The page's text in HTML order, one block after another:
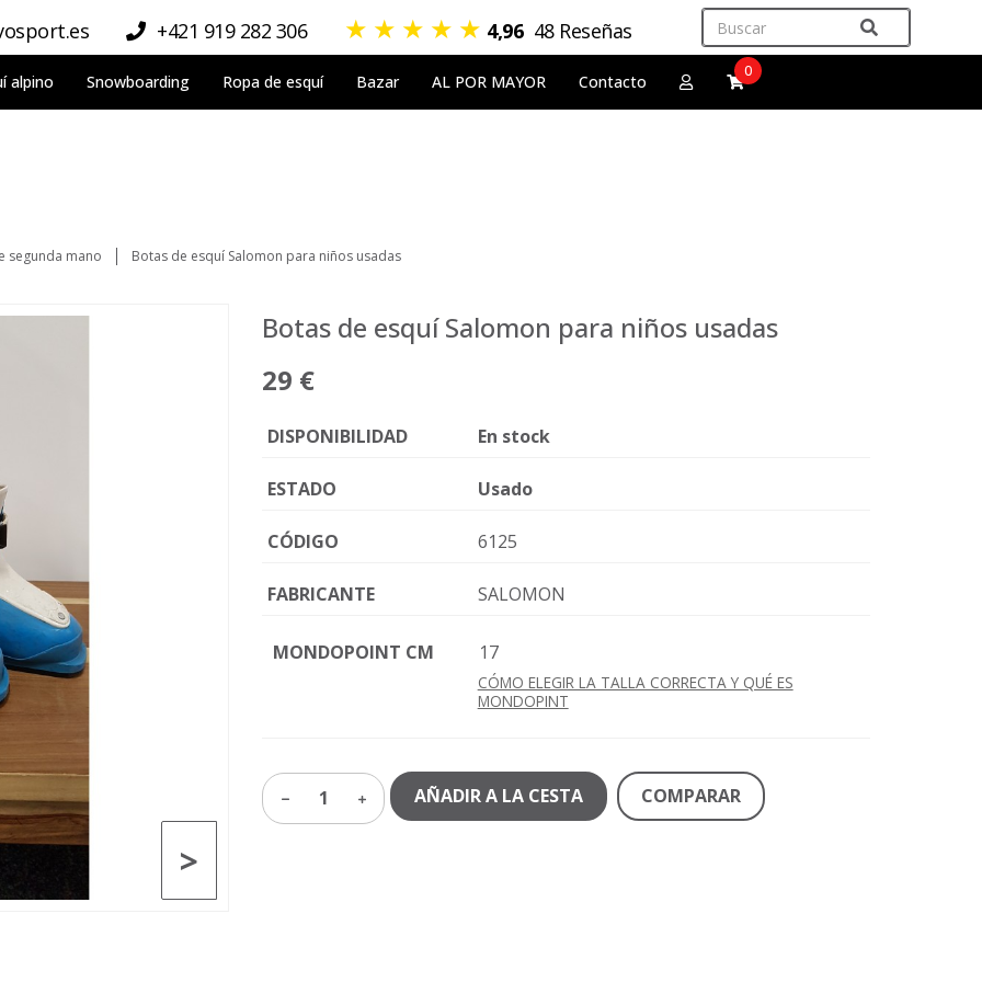
+421 919 282 306 ★ ★ ★ ★ ★ 4,96 48 Reseñas
alpino Snowboarding Ropa de esquí Bazar AL POR MAYOR Contacto
0
segunda mano Botas de esquí Salomon para niños usadas
>
Botas de esquí Salomon para niños usadas
29 €
DISPONIBILIDAD En stock
ESTADO Usado
CÓDIGO 6125
FABRICANTE SALOMON
MONDOPOINT CM 17
CÓMO ELEGIR LA TALLA CORRECTA Y QUÉ ES
MONDOPINT
1 AÑADIR A LA CESTA COMPARAR